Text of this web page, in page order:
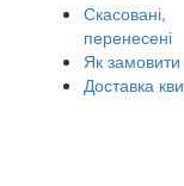
Скасовані,
перенесені
Як замовити
Доставка